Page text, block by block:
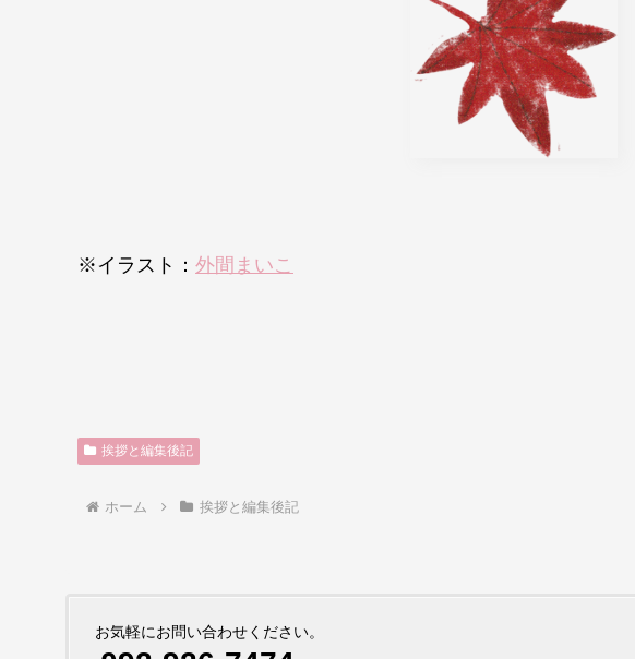
※イラスト： 外間まいこ
挨拶と編集後記
ホーム 挨拶と編集後記
お気軽にお問い合わせください。